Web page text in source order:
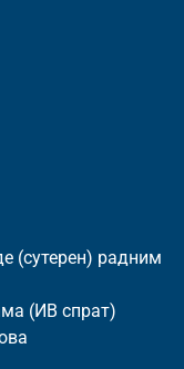
(сутерен) радним
(ИВ спрат)